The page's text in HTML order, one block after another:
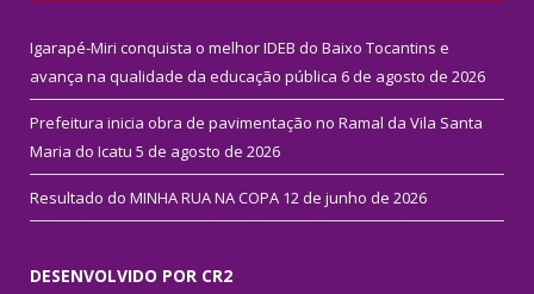
Igarapé-Miri conquista o melhor IDEB do Baixo Tocantins e
avança na qualidade da educação pública 6 de agosto de 2026
Prefeitura inicia obra de pavimentação no Ramal da Vila Santa
Maria do Icatu 5 de agosto de 2026
Resultado do MINHA RUA NA COPA 12 de junho de 2026
DESENVOLVIDO POR CR2